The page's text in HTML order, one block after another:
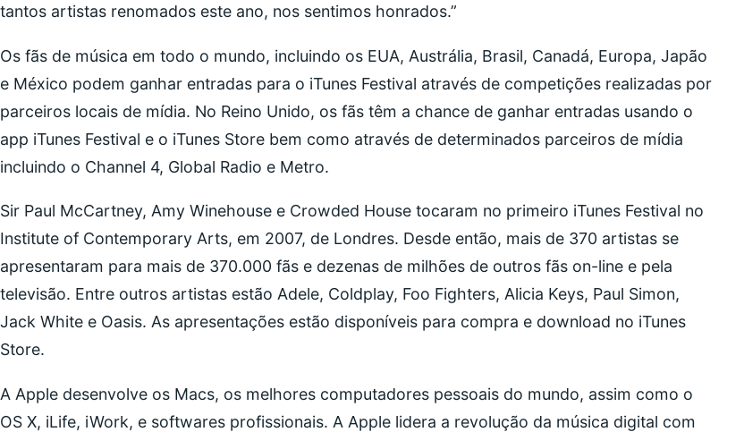
tantos artistas renomados este ano, nos sentimos honrados.”
Os fãs de música em todo o mundo, incluindo os EUA, Austrália, Brasil, Canadá, Europa, Japão
e México podem ganhar entradas para o iTunes Festival através de competições realizadas por
parceiros locais de mídia. No Reino Unido, os fãs têm a chance de ganhar entradas usando o
app iTunes Festival e o iTunes Store bem como através de determinados parceiros de mídia
incluindo o Channel 4, Global Radio e Metro.
Sir Paul McCartney, Amy Winehouse e Crowded House tocaram no primeiro iTunes Festival no
Institute of Contemporary Arts, em 2007, de Londres. Desde então, mais de 370 artistas se
apresentaram para mais de 370.000 fãs e dezenas de milhões de outros fãs on-line e pela
televisão. Entre outros artistas estão Adele, Coldplay, Foo Fighters, Alicia Keys, Paul Simon,
Jack White e Oasis. As apresentações estão disponíveis para compra e download no iTunes
Store.
A Apple desenvolve os Macs, os melhores computadores pessoais do mundo, assim como o
OS X, iLife, iWork, e softwares profissionais. A Apple lidera a revolução da música digital com